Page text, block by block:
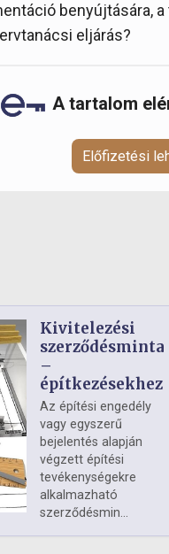
benyújtására,
eljárás?
A tartalom
Előfizetési
Kivitelezési
szerződésminta
–
építkezésekhez
Az építési engedély
vagy egyszerű
bejelentés alapján
végzett építési
tevékenységekre
alkalmazható
szerződésmin...